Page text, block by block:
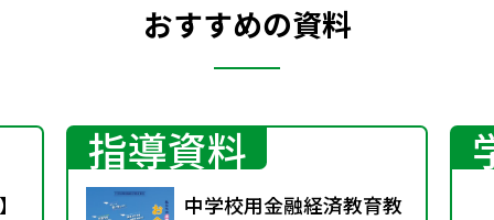
おすすめの資料
指導資料
中学校用金融経済教育教